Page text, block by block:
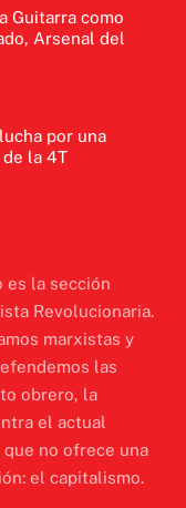
Guitarra como
Arsenal del
por una
la 4T
es la sección
Revolucionaria.
marxistas y
las
obrero, la
el actual
no ofrece una
el capitalismo.